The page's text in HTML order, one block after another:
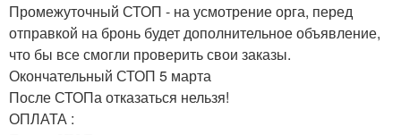
Промежуточный СТОП - на усмотрение орга, перед
отправкой на бронь будет дополнительное объявление,
что бы все смогли проверить свои заказы.
Окончательный СТОП 5 марта
После СТОПа отказаться нельзя!
ОПЛАТА :